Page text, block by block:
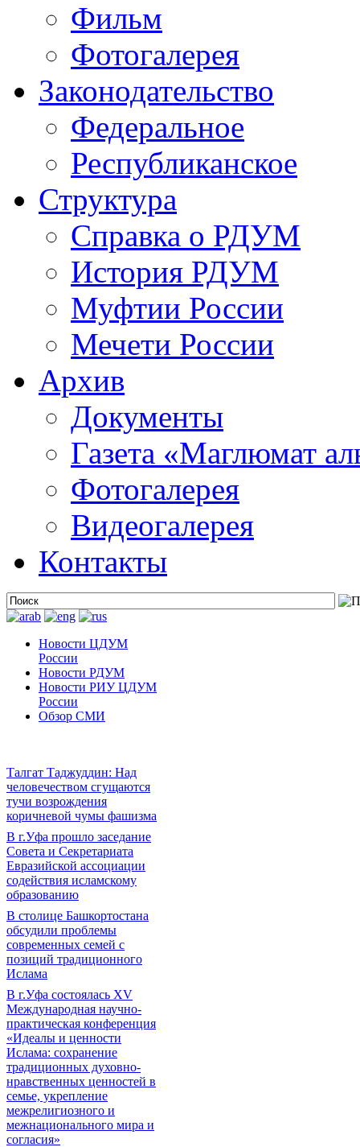
Фильм
Фотогалерея
Законодательство
Федеральное
Республиканское
Структура
Справка о РДУМ
История РДУМ
Муфтии России
Мечети России
Архив
Документы
Газета «Маглюмат
Фотогалерея
Видеогалерея
Контакты
Новости ЦДУМ
России
Новости РДУМ
Новости РИУ ЦДУМ
России
Обзор СМИ
Талгат Таджуддин: Над
человечеством сгущаются
тучи возрождения
коричневой чумы фашизма
В г.Уфа прошло заседание
Совета и Секретариата
Евразийской ассоциации
содействия исламскому
образованию
В столице Башкортостана
обсудили проблемы
современных семей с
позиций традиционного
Ислама
В г.Уфа состоялась XV
Международная научно-
практическая конференция
«Идеалы и ценности
Ислама: сохранение
традиционных духовно-
нравственных ценностей в
семье, укрепление
межрелигиозного и
межнационального мира и
согласия»